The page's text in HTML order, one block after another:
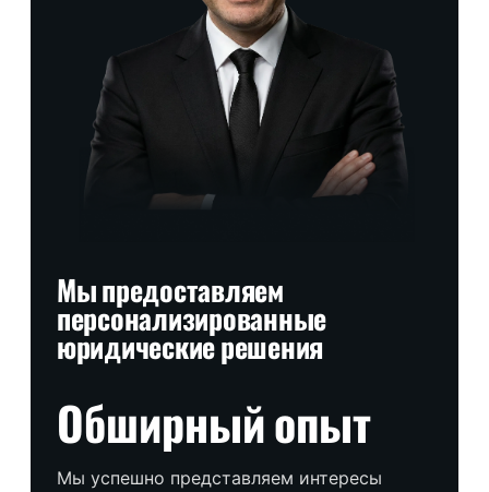
Мы предоставляем
персонализированные
юридические решения
Обширный опыт
Мы успешно представляем интересы